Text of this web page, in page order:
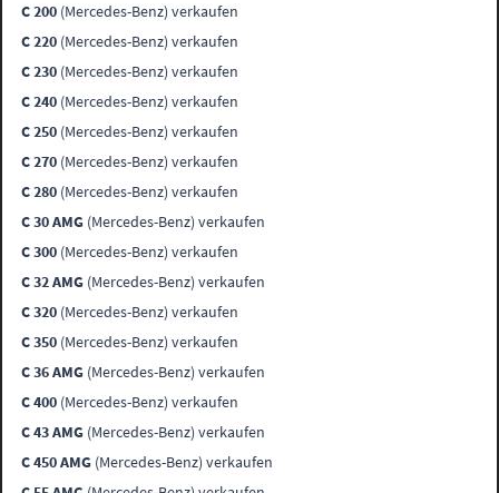
C 200 (Mercedes-Benz) verkaufen
C 220 (Mercedes-Benz) verkaufen
C 230 (Mercedes-Benz) verkaufen
C 240 (Mercedes-Benz) verkaufen
C 250 (Mercedes-Benz) verkaufen
C 270 (Mercedes-Benz) verkaufen
C 280 (Mercedes-Benz) verkaufen
C 30 AMG (Mercedes-Benz) verkaufen
C 300 (Mercedes-Benz) verkaufen
C 32 AMG (Mercedes-Benz) verkaufen
C 320 (Mercedes-Benz) verkaufen
C 350 (Mercedes-Benz) verkaufen
C 36 AMG (Mercedes-Benz) verkaufen
C 400 (Mercedes-Benz) verkaufen
C 43 AMG (Mercedes-Benz) verkaufen
C 450 AMG (Mercedes-Benz) verkaufen